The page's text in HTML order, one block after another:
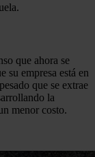
que ahora se
su empresa está en
que se extrae
la
menor costo.